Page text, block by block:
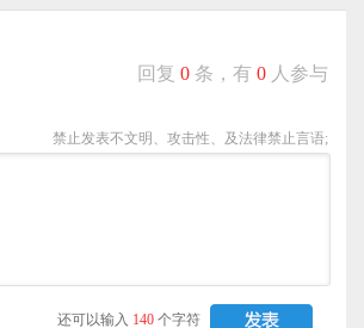
回复 0 条，有 0 人参与
禁止发表不文明、攻击性、及法律禁止言语;
还可以输入 140 个字符